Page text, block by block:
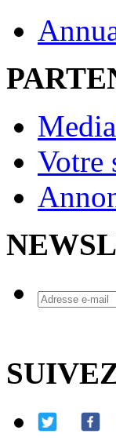
Votre